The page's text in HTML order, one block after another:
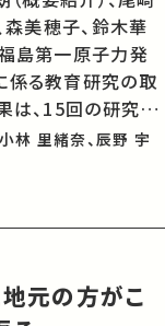
森美穂子、鈴木華
係る教育研究の取
は、15回の研究報
行等により発信し
第一原子力発電
林 里緒奈、辰野 宇
元の方がこ